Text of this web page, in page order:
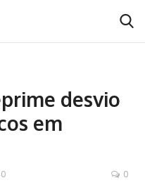
desvio
em
0